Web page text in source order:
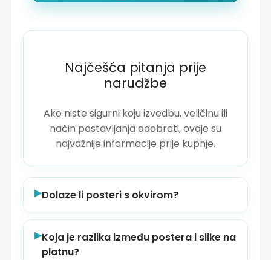
Najčešća pitanja prije
narudžbe
Ako niste sigurni koju izvedbu, veličinu ili
način postavljanja odabrati, ovdje su
najvažnije informacije prije kupnje.
▶Dolaze li posteri s okvirom?
▶Koja je razlika između postera i slike na
platnu?